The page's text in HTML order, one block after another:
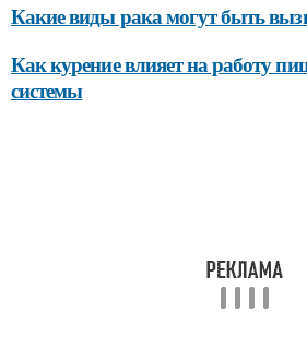
Какие виды рака могут быть
Как курение влияет на работу
системы